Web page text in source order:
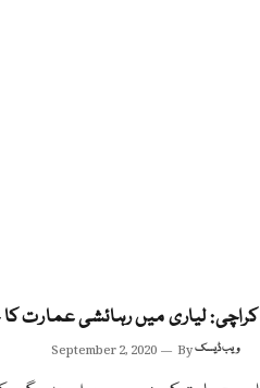
کراچی: لیاری میں رہائشی عمارت
September 2, 2020 Byویب ڈیسک